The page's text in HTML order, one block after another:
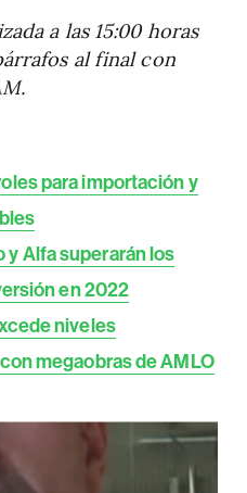
a las 15:00 horas
al final con
para importación y
y Alfa superarán los
en 2022
niveles
megaobras de AMLO